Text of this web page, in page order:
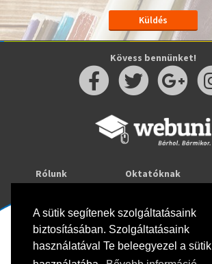
A sütik segítenek szolgáltatásaink
biztosításában. Szolgáltatásaink
használatával Te beleegyezel a sütik
Kövess bennünket!
Rólunk
Oktatóknak
Webuni Stúdió
Info
Adatkezelési tájékoztató
ÁSZF